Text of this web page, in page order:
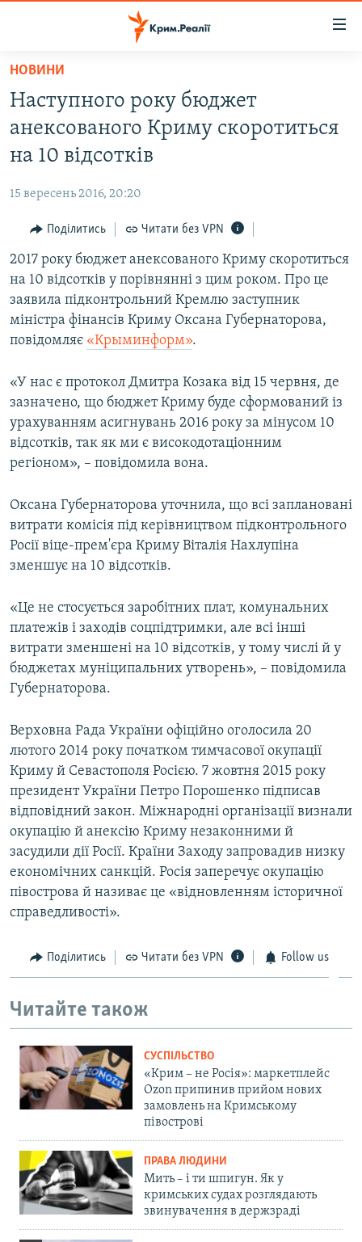
Перейти
основного
матеріалу
Перейти
до
основної
навігації
Перейти
пошуку
ВОДА.КРИМ
ВІДЕО ТА ФОТО
БЛОГИ
ПОГЛЯД
ІНТЕРВ'Ю
ВСЕ ЗА ДЕНЬ
СПЕЦПРОЕКТИ
ДЕПОРТАЦІЯ
ВІДЕОУРОКИ «ELIFBE»
СВІДЧЕННЯ ОКУПАЦІЇ
УКРАЇНСЬКА ПРОБЛЕМА КРИМУ
ІНФОГРАФІКА
ЯК ОБІЙТИ БЛОКУВАННЯ
Русский
Qırımtatar
ДОЛУЧАЙСЯ!
Усі сайти RFE/RL
НОВИНИ
Наступного року бюджет
анексованого Криму скоротиться
на 10 відсотків
15 вересень 2016, 20:20
Поділитись Читати без VPN
2017 року бюджет анексованого Криму скоротиться
на 10 відсотків у порівнянні з цим роком. Про це
заявила підконтрольний Кремлю заступник
міністра фінансів Криму Оксана Губернаторова,
повідомляє «Крыминформ».
«У нас є протокол Дмитра Козака від 15 червня, де
зазначено, що бюджет Криму буде сформований із
урахуванням асигнувань 2016 року за мінусом 10
відсотків, так як ми є високодотаціонним
регіоном», – повідомила вона.
Оксана Губернаторова уточнила, що всі заплановані
витрати комісія під керівництвом підконтрольного
Росії віце-прем'єра Криму Віталія Нахлупіна
зменшує на 10 відсотків.
«Це не стосується заробітних плат, комунальних
платежів і заходів соцпідтримки, але всі інші
витрати зменшені на 10 відсотків, у тому числі й у
бюджетах муніципальних утворень», – повідомила
Губернаторова.
Верховна Рада України офіційно оголосила 20
лютого 2014 року початком тимчасової окупації
Криму й Севастополя Росією. 7 жовтня 2015 року
президент України Петро Порошенко підписав
відповідний закон. Міжнародні організації визнали
окупацію й анексію Криму незаконними й
засудили дії Росії. Країни Заходу запровадив низку
економічних санкцій. Росія заперечує окупацію
півострова й називає це «відновленням історичної
справедливості».
Поділитись Читати без VPN Follow us
Читайте також
СУСПІЛЬСТВО
«Крим – не Росія»: маркетплейс
Ozon припинив прийом нових
замовлень на Кримському
півострові
ПРАВА ЛЮДИНИ
Мить – і ти шпигун. Як у
кримських судах розглядають
звинувачення в держзраді